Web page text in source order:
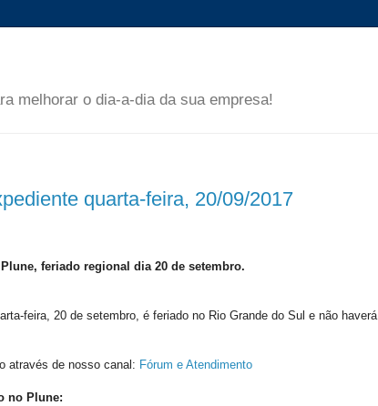
melhorar o dia-a-dia da sua empresa!
quarta-feira, 20/09/2017
feriado regional dia 20 de setembro.
feira, 20 de setembro, é feriado no Rio Grande do Sul e não haverá
através de nosso canal: Fórum e Atendimento
no Plune: